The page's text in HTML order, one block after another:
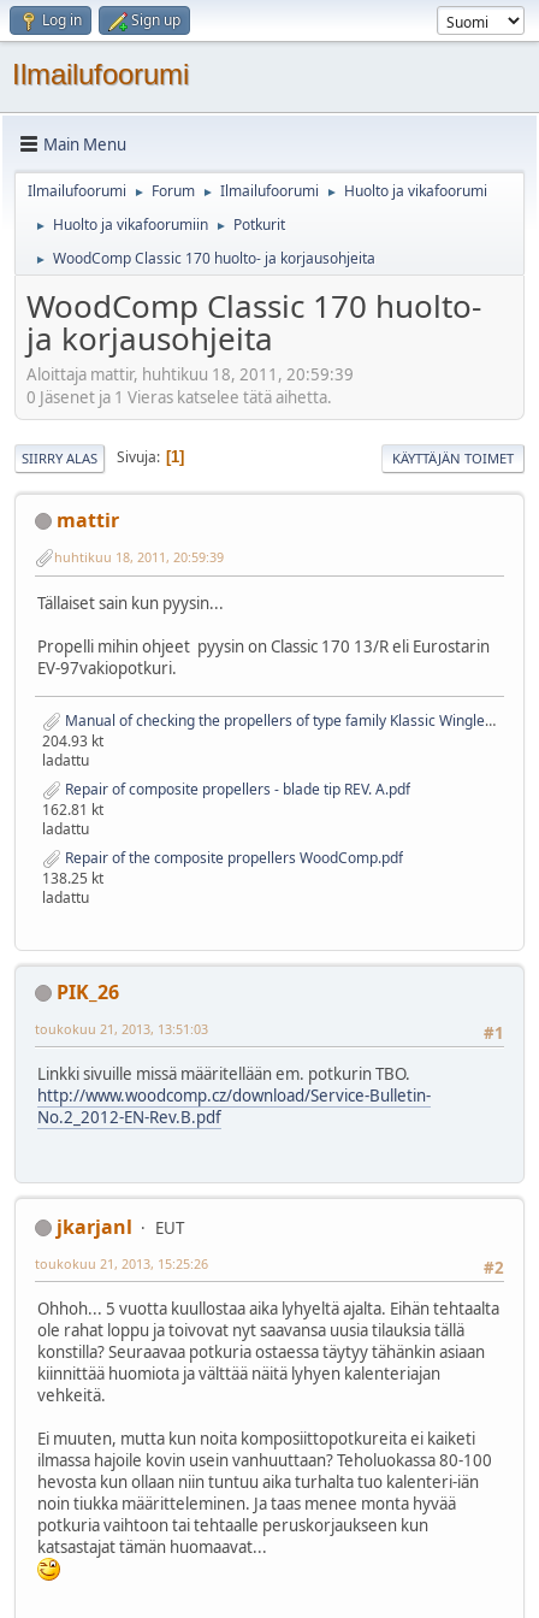
Log in Sign up
Ilmailufoorumi
Main Menu
Ilmailufoorumi ► Forum ► Ilmailufoorumi ► Huolto ja vikafoorumi
► Huolto ja vikafoorumiin ► Potkurit
► WoodComp Classic 170 huolto- ja korjausohjeita
WoodComp Classic 170 huolto-
ja korjausohjeita
Aloittaja mattir, huhtikuu 18, 2011, 20:59:39
0 Jäsenet ja 1 Vieras katselee tätä aihetta.
SIIRRY ALAS Sivuja 1 KÄYTTÄJÄN TOIMET
mattir
huhtikuu 18, 2011, 20:59:39
Tällaiset sain kun pyysin...
Propelli mihin ohjeet pyysin on Classic 170 13/R eli Eurostarin
EV-97vakiopotkuri.
Manual of checking the propellers of type family Klassic Winglet Effic Propuls AF.pdf
204.93 kt
ladattu
Repair of composite propellers - blade tip REV. A.pdf
162.81 kt
ladattu
Repair of the composite propellers WoodComp.pdf
138.25 kt
ladattu
PIK_26
#1
toukokuu 21, 2013, 13:51:03
Linkki sivuille missä määritellään em. potkurin TBO.
http://www.woodcomp.cz/download/Service-Bulletin-
No.2_2012-EN-Rev.B.pdf
jkarjanl
EUT
#2
toukokuu 21, 2013, 15:25:26
Ohhoh... 5 vuotta kuullostaa aika lyhyeltä ajalta. Eihän tehtaalta
ole rahat loppu ja toivovat nyt saavansa uusia tilauksia tällä
konstilla? Seuraavaa potkuria ostaessa täytyy tähänkin asiaan
kiinnittää huomiota ja välttää näitä lyhyen kalenteriajan
vehkeitä.
Ei muuten, mutta kun noita komposiittopotkureita ei kaiketi
ilmassa hajoile kovin usein vanhuuttaan? Teholuokassa 80-100
hevosta kun ollaan niin tuntuu aika turhalta tuo kalenteri-iän
noin tiukka määritteleminen. Ja taas menee monta hyvää
potkuria vaihtoon tai tehtaalle peruskorjaukseen kun
katsastajat tämän huomaavat...